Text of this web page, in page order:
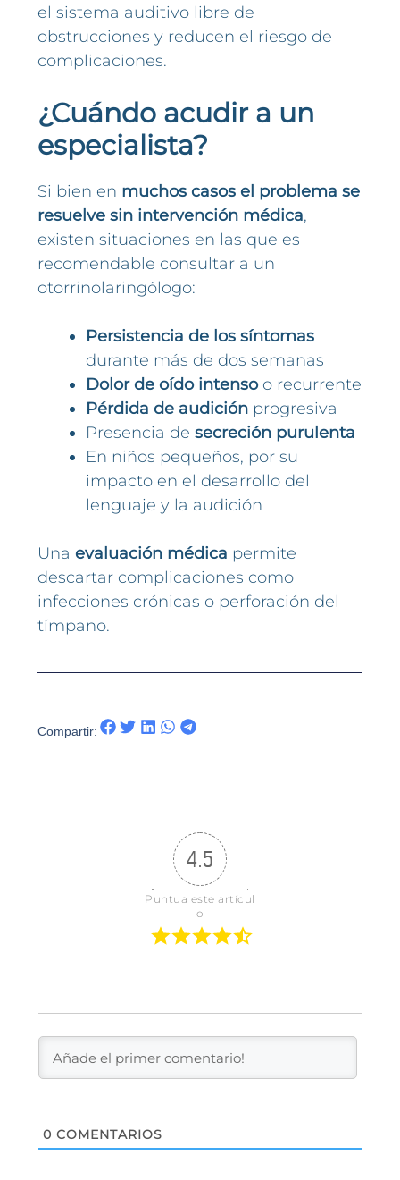
el sistema auditivo libre de
obstrucciones y reducen el riesgo de
complicaciones.
¿Cuándo acudir a un
especialista?
Si bien en muchos casos el problema se
resuelve sin intervención médica,
existen situaciones en las que es
recomendable consultar a un
otorrinolaringólogo:
Persistencia de los síntomas
durante más de dos semanas
Dolor de oído intensoo recurrente
Pérdida de audición progresiva
Presencia desecreción purulenta
En niños pequeños, por su
impacto en el desarrollo del
lenguaje y la audición
Unaevaluación médica permite
descartar complicaciones como
infecciones crónicas o perforación del
tímpano.
Compartir:
4.5
Puntua este artícul
o
0 COMENTARIOS